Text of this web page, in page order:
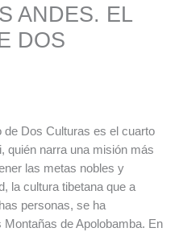
ANDES. EL
DOS
de Dos Culturas es el cuarto
quién narra una misión más
las metas nobles y
la cultura tibetana que a
personas, se ha
de Apolobamba. En